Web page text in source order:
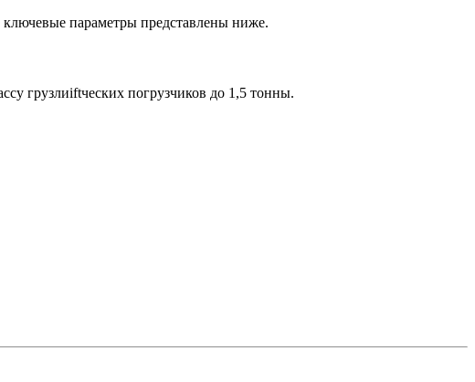
параметры представлены ниже.
грузлиiftческих погрузчиков до 1,5 тонны.